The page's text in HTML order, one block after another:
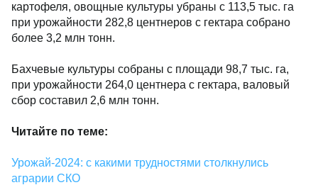
картофеля, овощные культуры убраны с 113,5 тыс. га
при урожайности 282,8 центнеров с гектара собрано
более 3,2 млн тонн.
Бахчевые культуры собраны с площади 98,7 тыс. га,
при урожайности 264,0 центнера с гектара, валовый
сбор составил 2,6 млн тонн.
Читайте по теме:
Урожай-2024: c какими трудностями столкнулись
аграрии СКО